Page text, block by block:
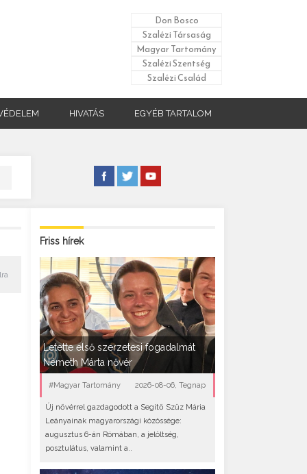
Don Bosco
Szalézi Társaság
Magyar Tartomány
Szalézi Szentség
Szalézi Család
HIVATÁS EGYÉB TARTALOM
Friss hírek
Letette első szerzetesi fogadalmát
Németh Márta nővér
#Magyar Tartomány 2026-08-06, Tegnap
Új nővérrel gazdagodott a Segítő Szűz Mária
Leányainak magyarországi közössége:
augusztus 6-án Rómában, a jelöltség,
posztulátus, valamint a..